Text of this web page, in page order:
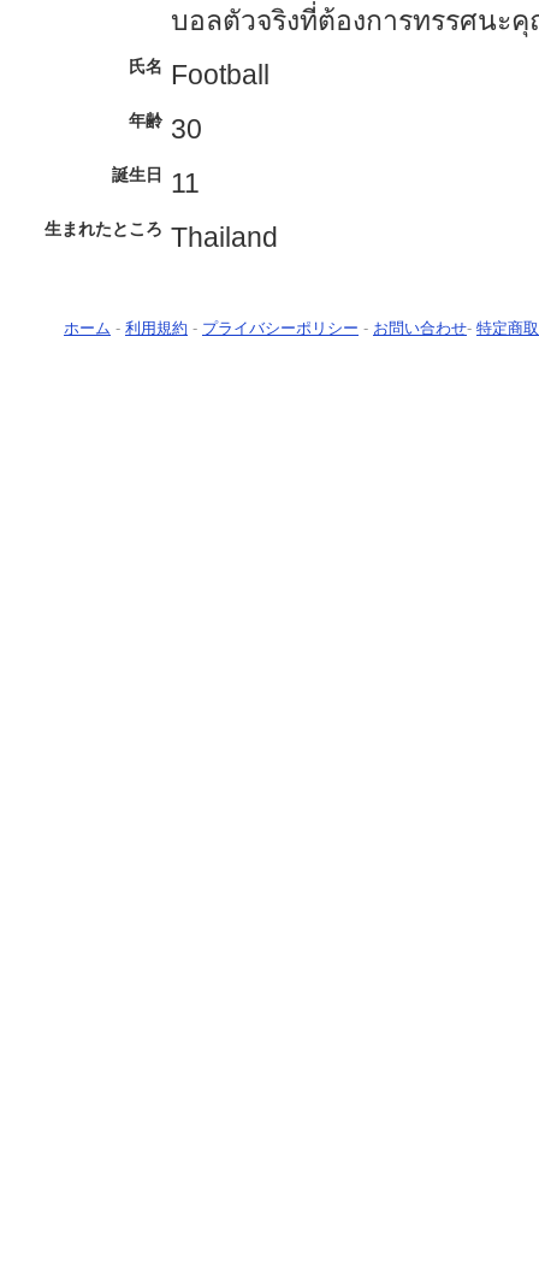
บอลตัวจริงที่ต้องการทรรศนะ
氏名 Football
年齢 30
誕生日 11
生まれたところ Thailand
ホーム - 利用規約 - プライバシーポリシー - お問い合わせ- 特定商